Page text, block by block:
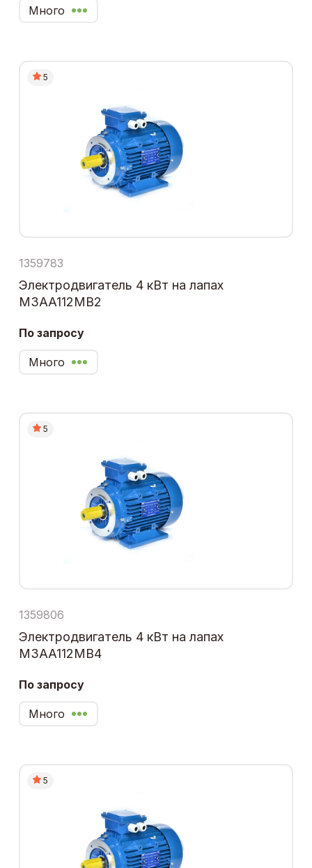
Много
5
1359783
Электродвигатель 4 кВт на лапах
M3AA112MB2
По запросу
Много
5
1359806
Электродвигатель 4 кВт на лапах
M3AA112MB4
По запросу
Много
5